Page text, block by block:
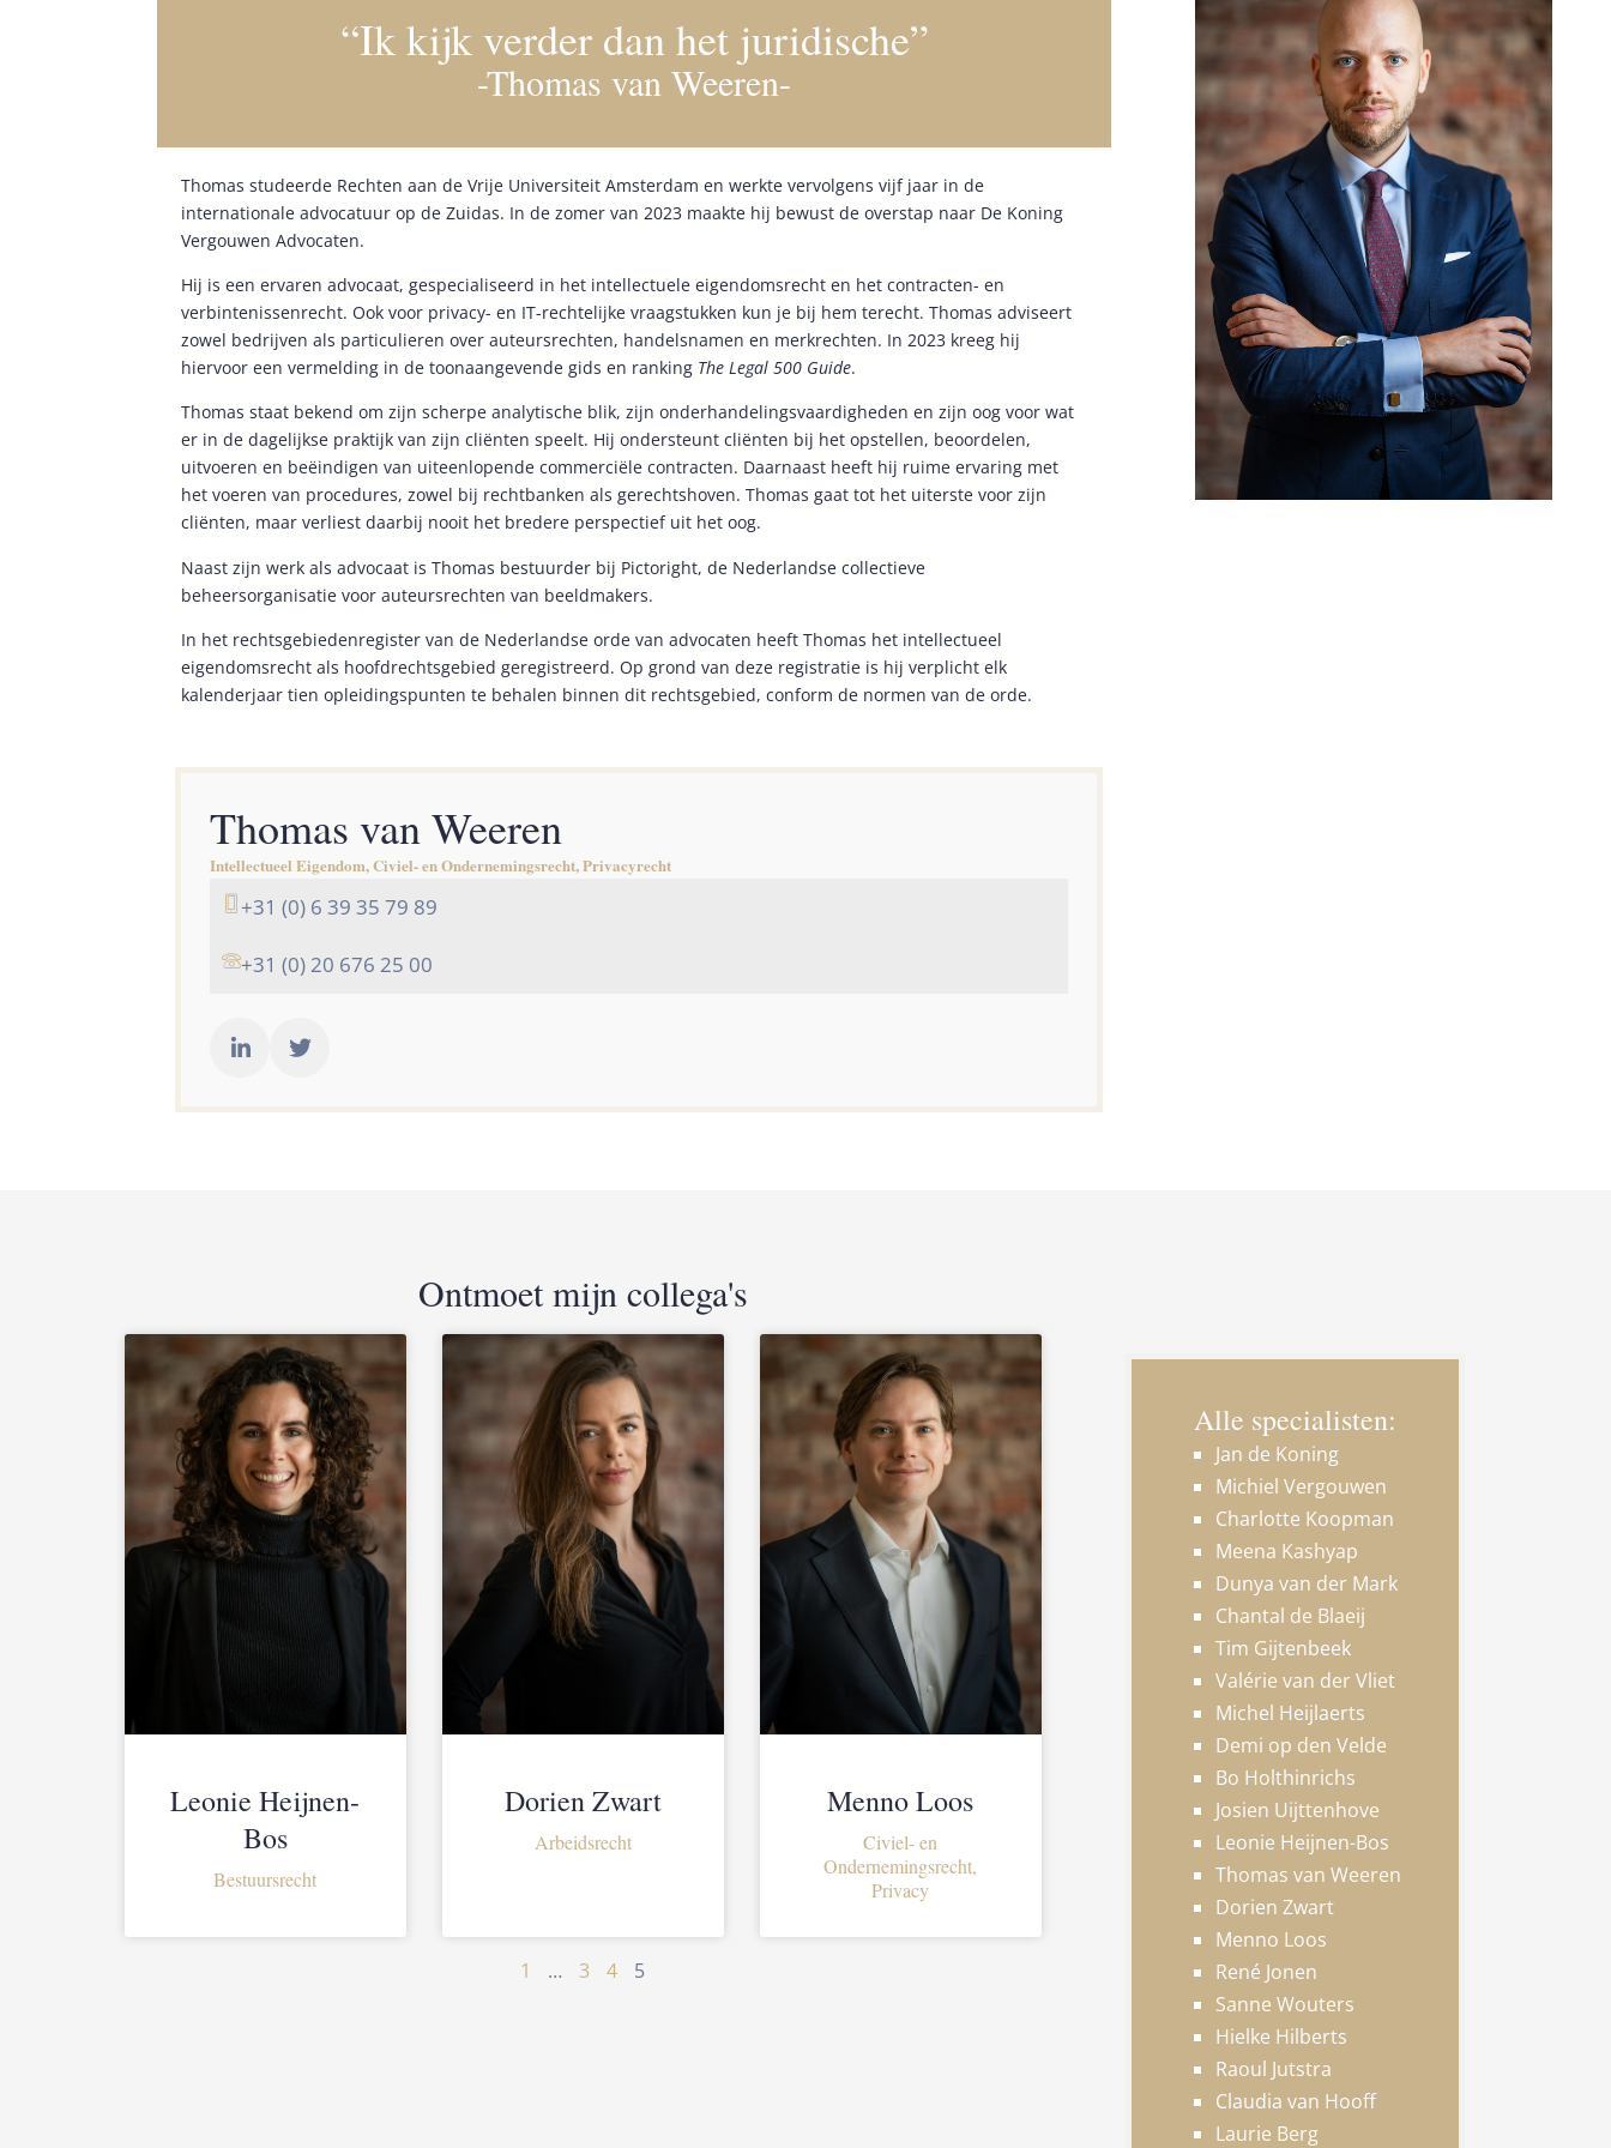
“Ik kijk verder dan het juridische”
-Thomas van Weeren-
Thomas studeerde Rechten aan de Vrije Universiteit Amsterdam en werkte vervolgens vijf jaar in de
internationale advocatuur op de Zuidas. In de zomer van 2023 maakte hij bewust de overstap naar De Koning
Vergouwen Advocaten.
Hij is een ervaren advocaat, gespecialiseerd in het intellectuele eigendomsrecht en het contracten- en
verbintenissenrecht. Ook voor privacy- en IT-rechtelijke vraagstukken kun je bij hem terecht. Thomas adviseert
zowel bedrijven als particulieren over auteursrechten, handelsnamen en merkrechten. In 2023 kreeg hij
hiervoor een vermelding in de toonaangevende gids en ranking The Legal 500 Guide.
Thomas staat bekend om zijn scherpe analytische blik, zijn onderhandelingsvaardigheden en zijn oog voor wat
er in de dagelijkse praktijk van zijn cliënten speelt. Hij ondersteunt cliënten bij het opstellen, beoordelen,
uitvoeren en beëindigen van uiteenlopende commerciële contracten. Daarnaast heeft hij ruime ervaring met
het voeren van procedures, zowel bij rechtbanken als gerechtshoven. Thomas gaat tot het uiterste voor zijn
cliënten, maar verliest daarbij nooit het bredere perspectief uit het oog.
Naast zijn werk als advocaat is Thomas bestuurder bij Pictoright, de Nederlandse collectieve
beheersorganisatie voor auteursrechten van beeldmakers.
In het rechtsgebiedenregister van de Nederlandse orde van advocaten heeft Thomas het intellectueel
eigendomsrecht als hoofdrechtsgebied geregistreerd. Op grond van deze registratie is hij verplicht elk
kalenderjaar tien opleidingspunten te behalen binnen dit rechtsgebied, conform de normen van de orde.
Thomas van Weeren
Intellectueel Eigendom, Civiel- en Ondernemingsrecht, Privacyrecht
+31 (0) 6 39 35 79 89
+31 (0) 20 676 25 00
Ontmoet mijn collega's
Leonie Heijnen-
Bos
Bestuursrecht
Dorien Zwart
Arbeidsrecht
Menno Loos
Civiel- en
Ondernemingsrecht,
Privacy
1 … 3 4 5
Alle specialisten:
Jan de Koning
Michiel Vergouwen
Charlotte Koopman
Meena Kashyap
Dunya van der Mark
Chantal de Blaeij
Tim Gijtenbeek
Valérie van der Vliet
Michel Heijlaerts
Demi op den Velde
Bo Holthinrichs
Josien Uijttenhove
Leonie Heijnen-Bos
Thomas van Weeren
Dorien Zwart
Menno Loos
René Jonen
Sanne Wouters
Hielke Hilberts
Raoul Jutstra
Claudia van Hooff
Laurie Berg